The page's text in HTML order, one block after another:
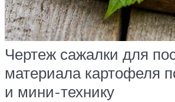
Чертеж сажалки для
материала картофеля
и мини-технику